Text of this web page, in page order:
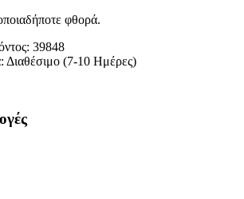
φθορά.
39848
Διαθέσιμο (7-10 Ημέρες)